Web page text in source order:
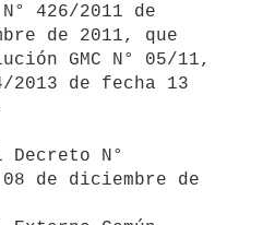
426/2011 de
de 2011, que
GMC N° 05/11,
de fecha 13
Decreto N°
de diciembre de